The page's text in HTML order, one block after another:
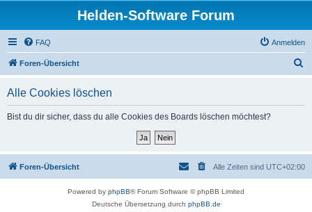
Helden-Software Forum
FAQ Anmelden
Foren-Übersicht
Alle Cookies löschen
Bist du dir sicher, dass du alle Cookies des Boards löschen möchtest?
Foren-Übersicht Alle Zeiten sind UTC+02:00
Powered by phpBB® Forum Software © phpBB Limited
Deutsche Übersetzung durch phpBB.de